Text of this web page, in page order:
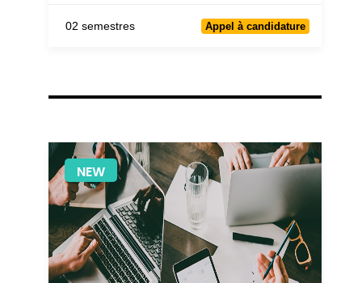
02 semestres Appel à candidature
NEW